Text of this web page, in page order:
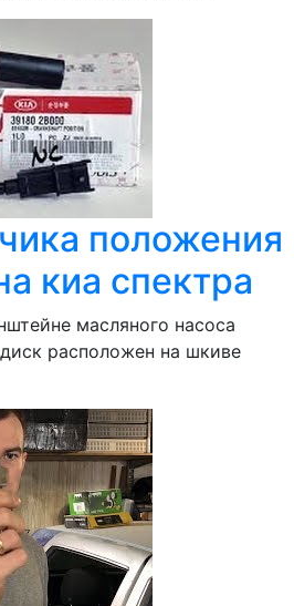
положения
киа спектра
масляного насоса
расположен на шкиве